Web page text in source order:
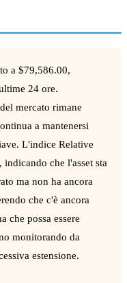
a $79,586.00,
24 ore.
mercato rimane
a mantenersi
L'indice Relative
che l'asset sta
ma non ha ancora
che c'è ancora
che possa essere
monitorando da
estensione.